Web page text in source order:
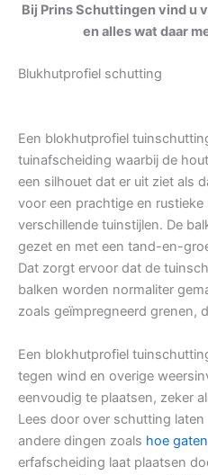
Bij Prins Schuttingen vind u
en alles wat daar
Blukhutprofiel schutting
Een blokhutprofiel
tuinafscheiding waarbij de
een silhouet dat er uit ziet als
voor een prachtige en
verschillende tuinstijlen. De
gezet en met een tand-en-
Dat zorgt ervoor dat de
balken worden normaliter
zoals geïmpregneerd grenen,
Een blokhutprofiel
tegen wind en overige
eenvoudig te plaatsen, zeker
Lees door over schutting
andere dingen zoals hoe
erfafscheiding laat plaatsen